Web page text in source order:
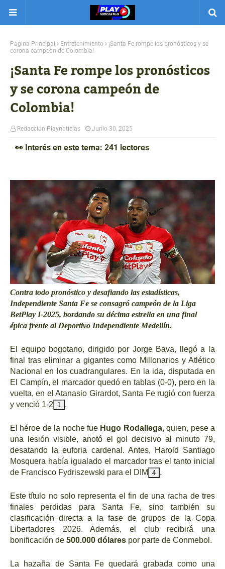
Página Principal Entretenimiento
¡Santa Fe rompe los pronósticos y se
corona campeón de Colombia!
¡Santa Fe rompe los pronósticos
y se corona campeón de
Colombia!
Redacción Playnoticias Junio 30, 2025
👀 Interés en este tema: 241 lectores
Contra todo pronóstico y desafiando las estadísticas,
Independiente Santa Fe se consagró campeón de la Liga
BetPlay I-2025, bordando su décima estrella en una final
épica frente al Deportivo Independiente Medellín.
El equipo bogotano, dirigido por Jorge Bava, llegó a la
final tras eliminar a gigantes como Millonarios y Atlético
Nacional en los cuadrangulares. En la ida, disputada en
El Campín, el marcador quedó en tablas (0-0), pero en la
vuelta, en el Atanasio Girardot, Santa Fe rugió con fuerza
y venció 1-2
1 .
El héroe de la noche fue Hugo Rodallega, quien, pese a
una lesión visible, anotó el gol decisivo al minuto 79,
desatando la euforia cardenal. Antes, Harold Santiago
Mosquera había igualado el marcador tras el tanto inicial
de Francisco Fydriszewski para el DIM
4 .
Este título no solo representa el fin de una racha de tres
finales perdidas para Santa Fe, sino también su
clasificación directa a la fase de grupos de la Copa
Libertadores 2026. Además, el club recibirá una
bonificación de 500.000 dólares por parte de Conmebol.
La hazaña de Santa Fe quedará grabada como una